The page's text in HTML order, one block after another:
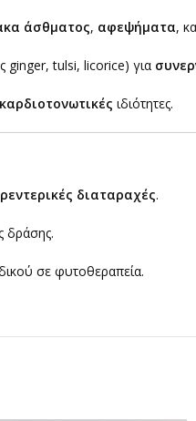
άσθματος, αφεψήματα,
ginger, tulsi, licorice) για
ιδιότητες.
διαταραχές.
δράσης.
σε φυτοθεραπεία.